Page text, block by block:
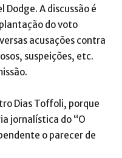
A discussão é
do voto
acusações contra
suspeições, etc.
Dias Toffoli, porque
jornalística do “O
o parecer de